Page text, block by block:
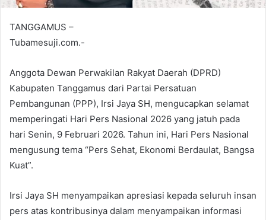
TANGGAMUS –
Tubamesuji.com.-
Anggota Dewan Perwakilan Rakyat Daerah (DPRD)
Kabupaten Tanggamus dari Partai Persatuan
Pembangunan (PPP), Irsi Jaya SH, mengucapkan selamat
memperingati Hari Pers Nasional 2026 yang jatuh pada
hari Senin, 9 Februari 2026. Tahun ini, Hari Pers Nasional
mengusung tema “Pers Sehat, Ekonomi Berdaulat, Bangsa
Kuat”.
Irsi Jaya SH menyampaikan apresiasi kepada seluruh insan
pers atas kontribusinya dalam menyampaikan informasi